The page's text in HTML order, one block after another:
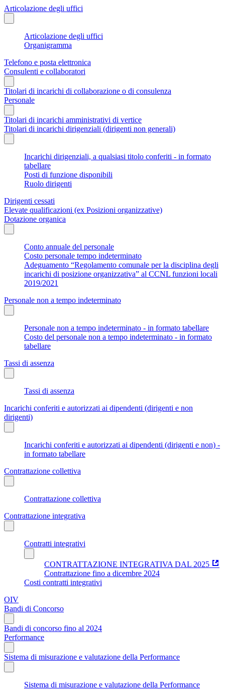
Articolazione degli uffici
Articolazione degli uffici
Organigramma
Telefono e posta elettronica
Consulenti e collaboratori
Titolari di incarichi di collaborazione o di consulenza
Personale
Titolari di incarichi amministrativi di vertice
Titolari di incarichi dirigenziali (dirigenti non generali)
Incarichi dirigenziali, a qualsiasi titolo conferiti - in formato
tabellare
Posti di funzione disponibili
Ruolo dirigenti
Dirigenti cessati
Elevate qualificazioni (ex Posizioni organizzative)
Dotazione organica
Conto annuale del personale
Costo personale tempo indeterminato
Adeguamento “Regolamento comunale per la disciplina degli
incarichi di posizione organizzativa” al CCNL funzioni locali
2019/2021
Personale non a tempo indeterminato
Personale non a tempo indeterminato - in formato tabellare
Costo del personale non a tempo indeterminato - in formato
tabellare
Tassi di assenza
Tassi di assenza
Incarichi conferiti e autorizzati ai dipendenti (dirigenti e non
dirigenti)
Incarichi conferiti e autorizzati ai dipendenti (dirigenti e non) -
in formato tabellare
Contrattazione collettiva
Contrattazione collettiva
Contrattazione integrativa
Contratti integrativi
CONTRATTAZIONE INTEGRATIVA DAL 2025
Contrattazione fino a dicembre 2024
Costi contratti integrativi
OIV
Bandi di Concorso
Bandi di concorso fino al 2024
Performance
Sistema di misurazione e valutazione della Performance
Sistema di misurazione e valutazione della Performance